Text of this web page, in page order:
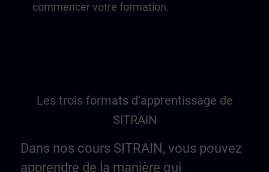
commencer votre formation.
Les trois formats d’apprentissage de
SITRAIN
Dans nos cours SITRAIN, vous pouvez
apprendre de la manière qui